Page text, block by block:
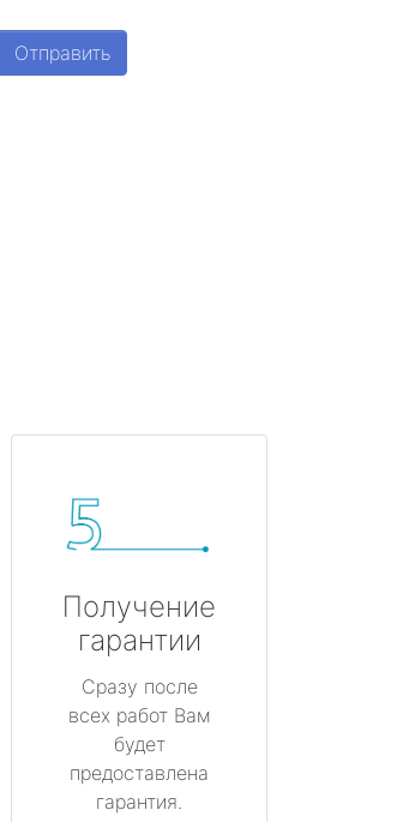
Отправить
Получение
гарантии
Сразу после
всех работ Вам
будет
предоставлена
гарантия.